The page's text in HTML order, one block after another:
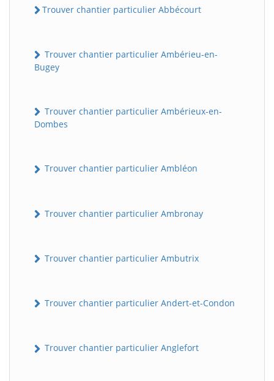
Trouver chantier particulier Abbécourt
Trouver chantier particulier Ambérieu-en-
Bugey
Trouver chantier particulier Ambérieux-en-
Dombes
Trouver chantier particulier Ambléon
Trouver chantier particulier Ambronay
Trouver chantier particulier Ambutrix
Trouver chantier particulier Andert-et-Condon
Trouver chantier particulier Anglefort